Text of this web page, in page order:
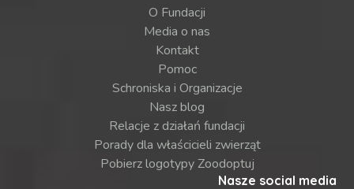
O Fundacji
Media o nas
Kontakt
Pomoc
Schroniska i Organizacje
Nasz blog
Relacje z działań fundacji
Porady dla właścicieli zwierząt
Pobierz logotypy Zoodoptuj
Nasze social media